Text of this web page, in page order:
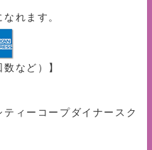
れます。
など）】
ティーコープダイナースク